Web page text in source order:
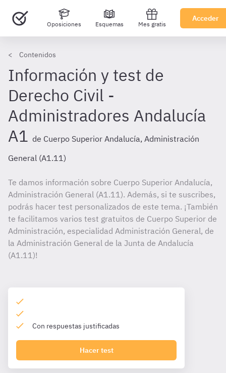
Oposiciones Esquemas Mes gratis
Acceder
Contenidos
Información y test de
Derecho Civil -
Administradores Andalucía
A1 de Cuerpo Superior Andalucía, Administración
General (A1.11)
Te damos información sobre Cuerpo Superior Andalucía,
Administración General (A1.11). Además, si te suscribes,
podrás hacer test personalizados de este tema. ¡También
te facilitamos varios test gratuitos de Cuerpo Superior de
Administración, especialidad Administración General, de
la Administración General de la Junta de Andalucía
(A1.11)!
Con respuestas justificadas
Hacer test